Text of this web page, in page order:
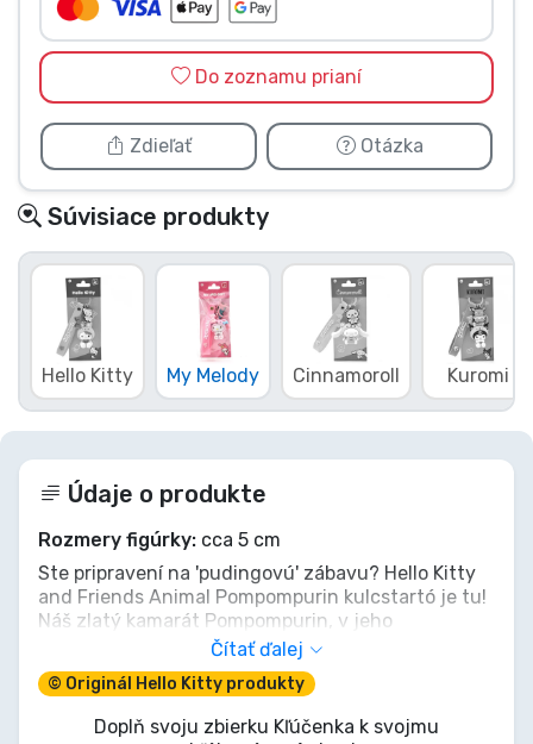
Do zoznamu prianí
Zdieľať Otázka
Súvisiace produkty
Hello Kitty My Melody Cinnamoroll Kuromi
Údaje o produkte
Rozmery figúrky: cca 5 cm
Ste pripravení na 'pudingovú' zábavu? Hello Kitty
and Friends Animal Pompompurin kulcstartó je tu!
Náš zlatý kamarát Pompompurin, v jeho
najroztomilejšom zvieracom prevleku s malým
spoločníkom, je pripravený osladiť vaše kľúče alebo
tašku. Viac než len doplnok, je to Sanrio balíček
radosti, ktorý vám pripomína, že dobrodružstvo a
sladkosť sú vždy za rohom. Uchmatnite si tento
Čítať ďalej
© Originál Hello Kitty produkty
Doplň svoju zbierku Kľúčenka k svojmu